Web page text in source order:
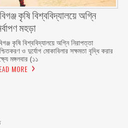
কৃষি বিশ্ববিদ্যালয়ে অগ্নি
মহড়া
কৃষি বিশ্ববিদ্যালয়ে অগ্নি নিরাপত্তা
ও দুর্যোগ মোকাবিলার সক্ষমতা বৃদ্ধি করার
মঙ্গলবার (১১
MORE